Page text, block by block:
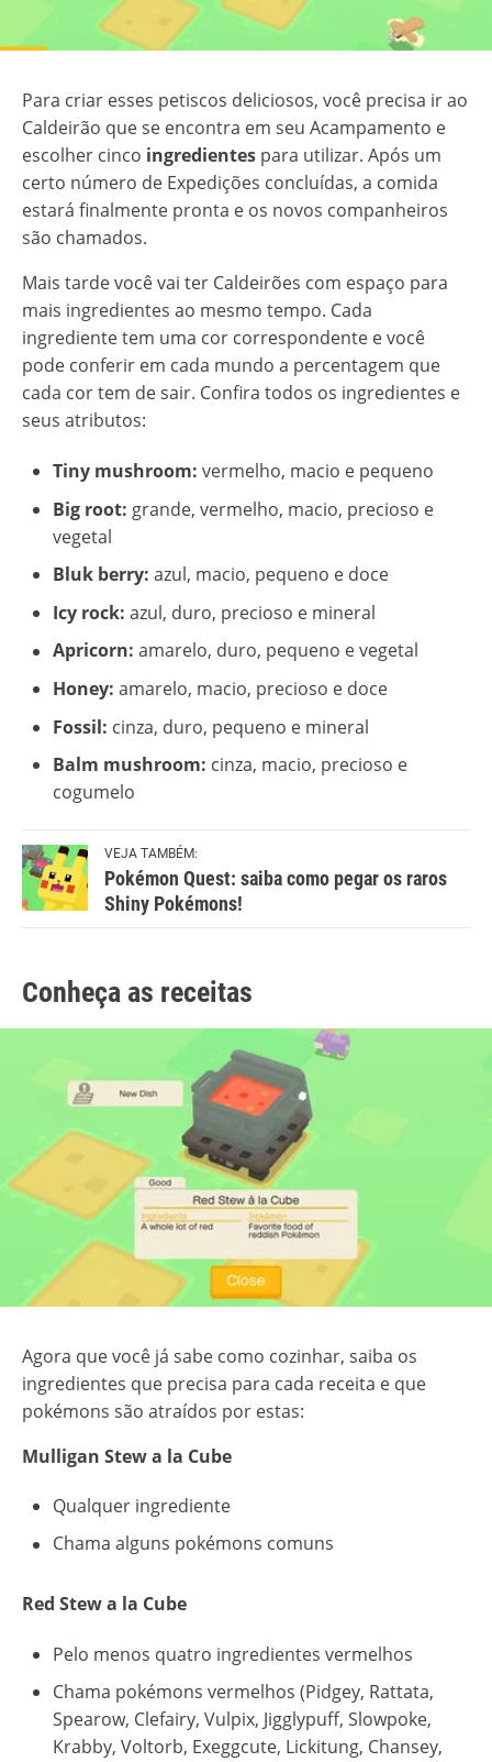
Para criar esses petiscos deliciosos, você precisa ir ao
Caldeirão que se encontra em seu Acampamento e
escolher cinco ingredientes para utilizar. Após um
certo número de Expedições concluídas, a comida
estará finalmente pronta e os novos companheiros
são chamados.
Mais tarde você vai ter Caldeirões com espaço para
mais ingredientes ao mesmo tempo. Cada
ingrediente tem uma cor correspondente e você
pode conferir em cada mundo a percentagem que
cada cor tem de sair. Confira todos os ingredientes e
seus atributos:
Tiny mushroom: vermelho, macio e pequeno
Big root: grande, vermelho, macio, precioso e
vegetal
Bluk berry: azul, macio, pequeno e doce
Icy rock: azul, duro, precioso e mineral
Apricorn: amarelo, duro, pequeno e vegetal
Honey: amarelo, macio, precioso e doce
Fossil: cinza, duro, pequeno e mineral
Balm mushroom: cinza, macio, precioso e
cogumelo
VEJA TAMBÉM:
Pokémon Quest: saiba como pegar os raros
Shiny Pokémons!
Conheça as receitas
Agora que você já sabe como cozinhar, saiba os
ingredientes que precisa para cada receita e que
pokémons são atraídos por estas:
Mulligan Stew a la Cube
Qualquer ingrediente
Chama alguns pokémons comuns
Red Stew a la Cube
Pelo menos quatro ingredientes vermelhos
Chama pokémons vermelhos (Pidgey, Rattata,
Spearow, Clefairy, Vulpix, Jigglypuff, Slowpoke,
Krabby, Voltorb, Exeggcute, Lickitung, Chansey,